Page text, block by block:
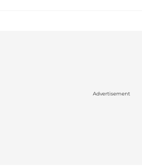
Advertisement